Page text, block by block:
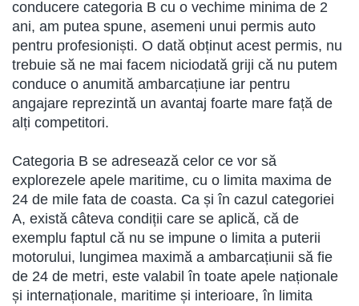
conducere categoria B cu o vechime minima de 2
ani, am putea spune, asemeni unui permis auto
pentru profesioniști. O dată obținut acest permis, nu
trebuie să ne mai facem niciodată griji că nu putem
conduce o anumită ambarcațiune iar pentru
angajare reprezintă un avantaj foarte mare față de
alți competitori.
Categoria B se adresează celor ce vor să
explorezele apele maritime, cu o limita maxima de
24 de mile fata de coasta. Ca și în cazul categoriei
A, există câteva condiții care se aplică, că de
exemplu faptul că nu se impune o limita a puterii
motorului, lungimea maximă a ambarcațiunii să fie
de 24 de metri, este valabil în toate apele naționale
și internaționale, maritime și interioare, în limita